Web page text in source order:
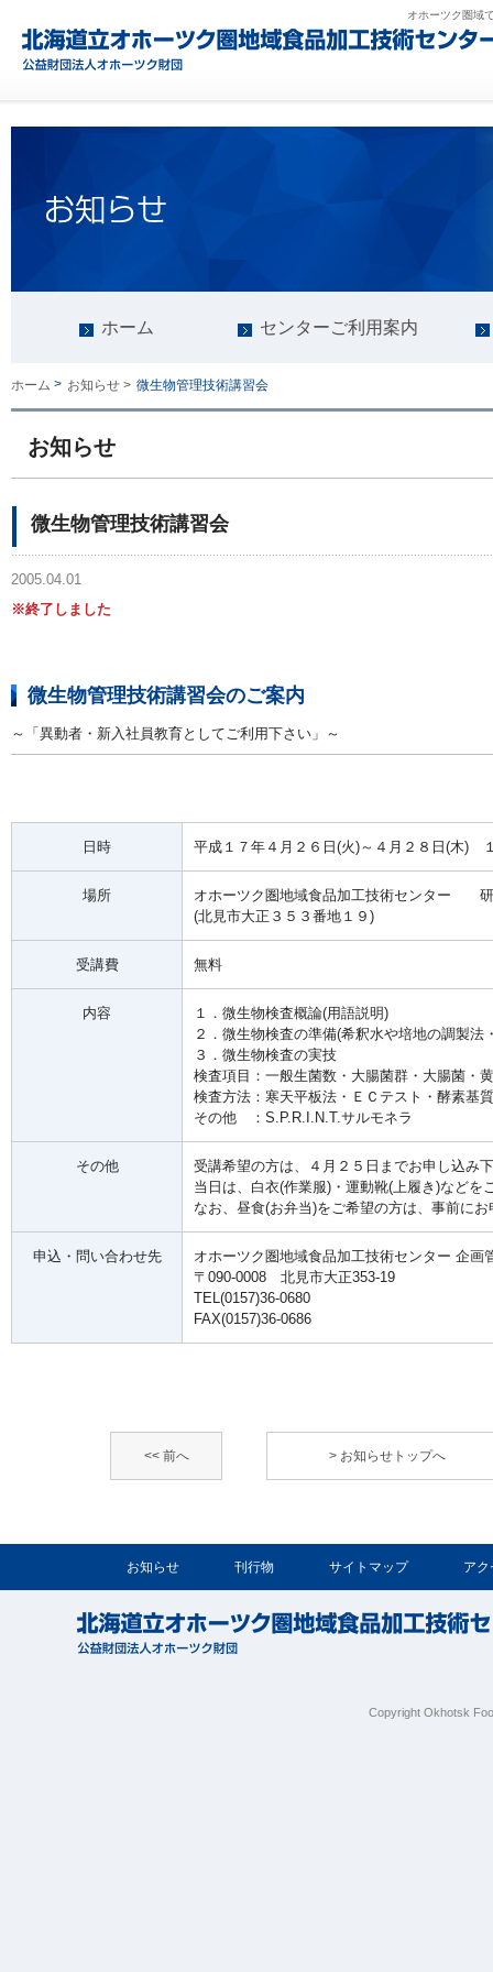
オホーツク圏域
ホーム センターご利用案内
ホーム > お知らせ > 微生物管理技術講習会
お知らせ
微生物管理技術講習会
2005.04.01
※終了しました
微生物管理技術講習会のご案内
～「異動者・新入社員教育としてご利用下さい」～
日時 平成１７年４月２６日(火)～４月２８日(木)
場所
オホーツク圏地域食品加工技術センター 研
(北見市大正３５３番地１９)
受講費 無料
内容
１．微生物検査概論(用語説明)
２．微生物検査の準備(希釈水や培地の調製
３．微生物検査の実技
検査項目：一般生菌数・大腸菌群・大腸菌・
検査方法：寒天平板法・ＥＣテスト・酵素基
その他 ：S.P.R.I.N.T.サルモネラ
その他
受講希望の方は、４月２５日までお申し込み
当日は、白衣(作業服)・運動靴(上履き)などを
なお、昼食(お弁当)をご希望の方は、事前に
申込・問い合わせ先
オホーツク圏地域食品加工技術センター 企画
〒090-0008 北見市大正353-19
TEL(0157)36-0680
FAX(0157)36-0686
<< 前へ > お知らせトップへ
お知らせ 刊行物 サイトマップ アク
Copyright Okhotsk